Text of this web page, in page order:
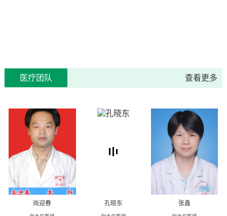
长期以来，麻醉科以学习和实现国内外先进的麻醉医
疗技术为己任，学以致用，不断深化医疗知识学习，提升
自身医疗技术，力争为患者提供更尖端、更优质的医疗服
一、能进行各年龄组病人及各种危重、疑难手术患者
的麻醉。
二、具有围手术期呼吸、循环、血气分析及凝血功能
监测的条件和技术。包括各种有创监测如中心静脉压、有
创动脉压技术等。
三、各种困难气道处理，包括困难喉镜、喉罩技术、
光棒技术、纤维镜插管技术及清醒镇静下气管插管技术。
四、
术中自体血回输技术，避免或减少异体血液输
入。
五、超声引导下及神经刺激器引导下外周神经阻滞技
医疗团队 查看更多
尚迎春 孔晓东 张鑫